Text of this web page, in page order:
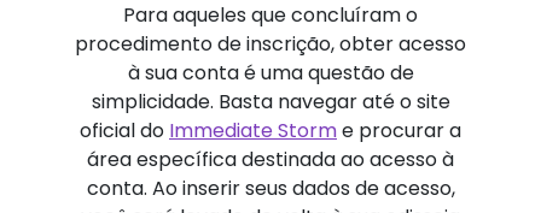
Para aqueles que concluíram o
procedimento de inscrição, obter acesso
à sua conta é uma questão de
simplicidade. Basta navegar até o site
oficial do Immediate Storme procurar a
área específica destinada ao acesso à
conta. Ao inserir seus dados de acesso,